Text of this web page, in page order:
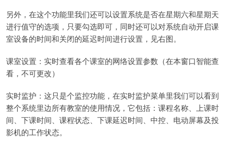
另外，在这个功能里我们还可以设置系统是否在星期六和星期天
进行值守的选项，只要勾选即可，同时还可以对系统自动开启课
室设备的时间和关闭的延迟时间进行设置，见右图。
课室设置：实时查看各个课室的网络设置参数（在本窗口智能查
看，不可更改）
实时监护：这只是个监控功能，在实时监护菜单里我们可以看到
整个系统里边所有教室的使用情况，它包括：课程名称、上课时
间、下课时间、课程状态、下课延迟时间、中控、电动屏幕及投
影机的工作状态。